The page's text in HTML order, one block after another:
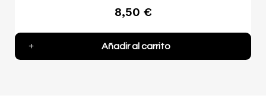
8,50 €
Añadir al carrito